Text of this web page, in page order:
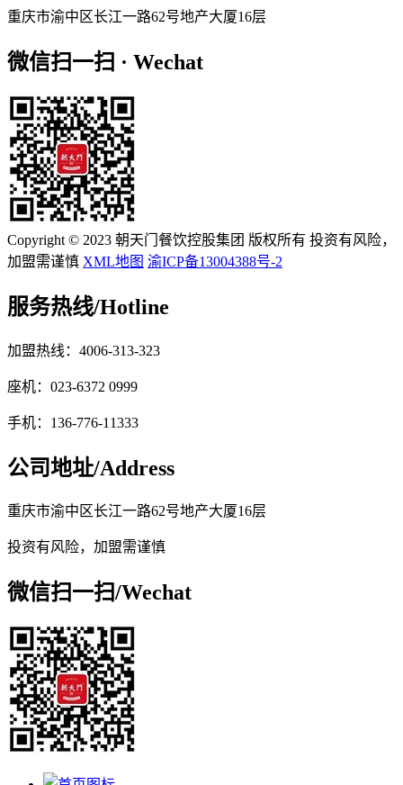
重庆市渝中区长江一路62号地产大厦16层
微信扫一扫 · Wechat
Copyright © 2023 朝天门餐饮控股集团 版权所有 投资有风险，
加盟需谨慎 XML地图 渝ICP备13004388号-2
服务热线/Hotline
加盟热线：4006-313-323
座机：023-6372 0999
手机：136-776-11333
公司地址/Address
重庆市渝中区长江一路62号地产大厦16层
投资有风险，加盟需谨慎
微信扫一扫/Wechat